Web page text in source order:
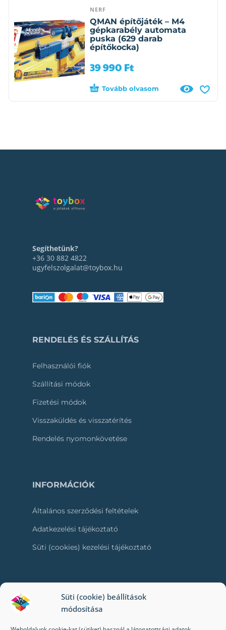
Süti (cookie) beállítások
módosítása
NERF
QMAN építőjáték – M4
gépkarabély automata
puska (629 darab
építőkocka)
39 990 Ft
Tovább olvasom
Segíthetünk?
+36 30 882 4822
ugyfelszolgalat@toybox.hu
RENDELÉS ÉS SZÁLLÍTÁS
Felhasználói fiók
Szállítási módok
Fizetési módok
Visszaküldés és visszatérítés
Rendelés nyomonkövetése
INFORMÁCIÓK
Általános szerződési feltételek
Adatkezelési tájékoztató
Süti (cookies) kezelési tájékoztató
RÓLUNK